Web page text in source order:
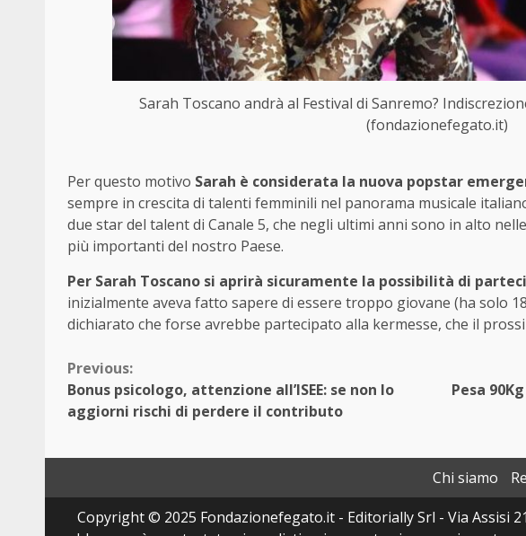
Sarah Toscano andrà al Festival di Sanremo?
(fondazionefegato.it)
Per questo motivo Sarah è considerata la nuova popstar
sempre in crescita di talenti femminili nel panorama musicale
due star del talent di Canale 5, che negli ultimi anni sono in alto
più importanti del nostro Paese.
Per Sarah Toscano si aprirà sicuramente la possibilità di
inizialmente aveva fatto sapere di essere troppo giovane (ha solo
dichiarato che forse avrebbe partecipato alla kermesse, che il
Continue
Reading
Previous:
Bonus psicologo, attenzione all’ISEE: se non lo
aggiorni rischi di perdere il contributo
Pesa
Chi siamo
Copyright © 2025 Fondazionefegato.it - Editorially Srl - Via Assisi